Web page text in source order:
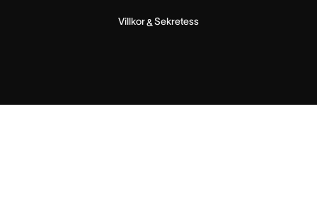
Villkor&Sekretess